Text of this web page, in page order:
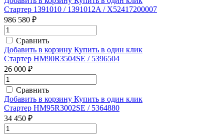
Стартер 1391010 / 1391012A / X52417200007
986 580 ₽
Сравнить
Добавить в корзину Купить в один клик
Стартер HM90R3504SE / 5396504
26 000 ₽
Сравнить
Добавить в корзину Купить в один клик
Стартер HM95R3002SE / 5364880
34 450 ₽